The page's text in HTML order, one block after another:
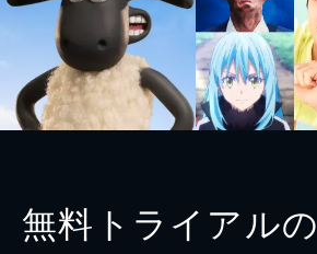
無料トライアルの